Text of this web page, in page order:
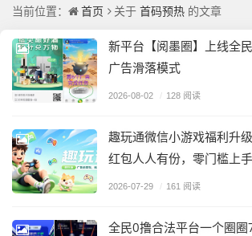
当前位置： 首页 关于 首码预热 的文章
新平台【阅墨圈】上线全
广告滑落模式
2026-08-02 / 128 阅读
趣玩通微信小游戏福利升
红包人人有份，零门槛上手
2026-07-29 / 161 阅读
全民0撸合法平台一个圈